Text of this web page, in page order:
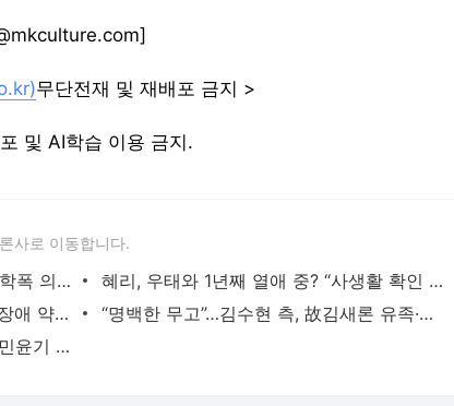
무단전재 및 재배포 금지 >
및 AI학습 이용 금지.
사로 이동합니다.
“최초 유포자 고소”…송하윤, 1년만 학폭 의혹 전면 부인
혜리, 우태와 1년째 열애 중? “사생활 확인 불가”
이경규, ‘약물운전’ 소환 조사 “공황장애 약 먹고 운전”
“명백한 무고”…김수현 측, 故김새론 유족·가세연 추가 고소
BTS 슈가, ‘역대 최고’ 50억 기부…‘민윤기 치료센터’ 세운다